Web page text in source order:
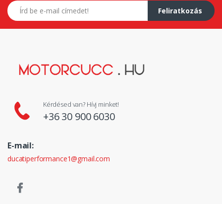
E-mail címed
Feliratkozás
Kérdésed van? Hívj minket!
+36 30 900 6030
E-mail:
ducatiperformance1@gmail.com